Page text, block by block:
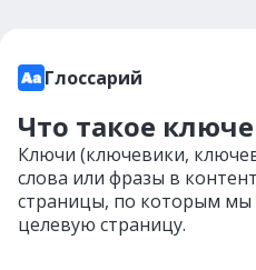
Глоссарий
Что такое
Ключи (ключевики,
слова или фразы в
страницы, по которым мы
целевую страницу.